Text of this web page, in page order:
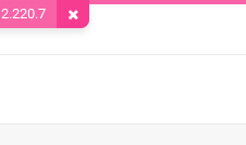
2.220.7 Cookie entfernen